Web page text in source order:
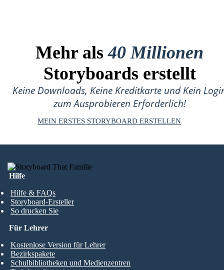
Mehr als40 Millionen
Storyboards erstellt
Keine Downloads, Keine Kreditkarte und Kein
zum Ausprobieren Erforderlich!
MEIN ERSTES STORYBOARD ERSTELLEN
Hilfe
Hilfe & FAQs
Storyboard-Ersteller
So drucken Sie
Für Lehrer
Kostenlose Version für Lehrer
Bezirkspakete
Schulbibliotheken und Medienzentren